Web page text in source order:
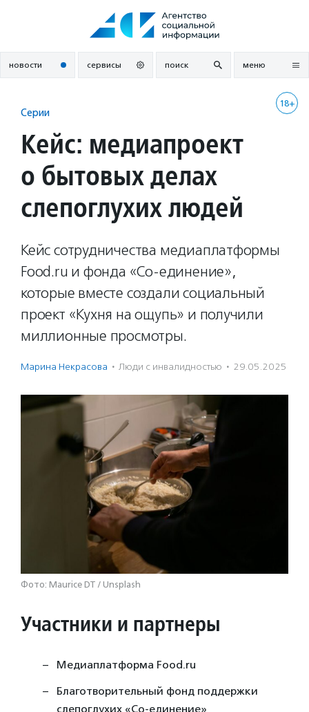
новости сервисы поиск меню
18+
Серии
Кейс: медиапроект
о бытовых делах
слепоглухих людей
Кейс сотрудничества медиаплатформы
Food.ru и фонда «Со-единение»,
которые вместе создали социальный
проект «Кухня на ощупь» и получили
миллионные просмотры.
Марина Некрасова · Люди с инвалидностью · 29.05.2025
Фото: Maurice DT / Unsplash
Участники и партнеры
Медиаплатформа Food.ru
Благотворительный фонд поддержки
слепоглухих «Со-единение»